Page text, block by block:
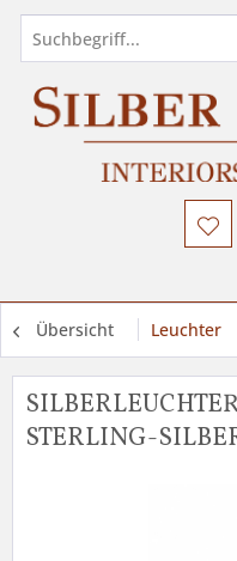
Übersicht Leuchter
STERLING-